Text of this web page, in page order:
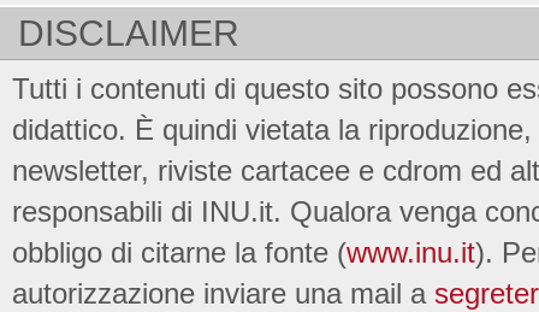
DISCLAIMER
Tutti i contenuti di questo sito possono
didattico. È quindi vietata la
newsletter, riviste cartacee e cdrom ed
responsabili di INU.it. Qualora venga
obbligo di citarne la fonte (www.inu.it).
autorizzazione inviare una mail a